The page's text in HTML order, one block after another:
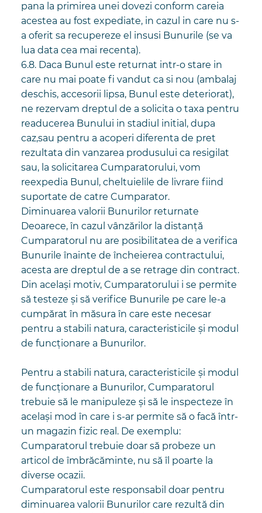
pana la primirea unei dovezi conform careia
acestea au fost expediate, in cazul in care nu s-
a oferit sa recupereze el insusi Bunurile (se va
lua data cea mai recenta).
6.8. Daca Bunul este returnat intr-o stare in
care nu mai poate fi vandut ca si nou (ambalaj
deschis, accesorii lipsa, Bunul este deteriorat),
ne rezervam dreptul de a solicita o taxa pentru
readucerea Bunului in stadiul initial, dupa
caz,sau pentru a acoperi diferenta de pret
rezultata din vanzarea produsului ca resigilat
sau, la solicitarea Cumparatorului, vom
reexpedia Bunul, cheltuielile de livrare fiind
suportate de catre Cumparator.
Diminuarea valorii Bunurilor returnate
Deoarece, în cazul vânzărilor la distanță
Cumparatorul nu are posibilitatea de a verifica
Bunurile înainte de încheierea contractului,
acesta are dreptul de a se retrage din contract.
Din același motiv, Cumparatorului i se permite
să testeze și să verifice Bunurile pe care le-a
cumpărat în măsura în care este necesar
pentru a stabili natura, caracteristicile și modul
de funcționare a Bunurilor.
Pentru a stabili natura, caracteristicile și modul
de funcționare a Bunurilor, Cumparatorul
trebuie să le manipuleze și să le inspecteze în
același mod în care i s-ar permite să o facă într-
un magazin fizic real. De exemplu:
Cumparatorul trebuie doar să probeze un
articol de îmbrăcăminte, nu să îl poarte la
diverse ocazii.
Cumparatorul este responsabil doar pentru
diminuarea valorii Bunurilor care rezultă din